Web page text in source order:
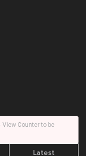
View Counter to be
Latest